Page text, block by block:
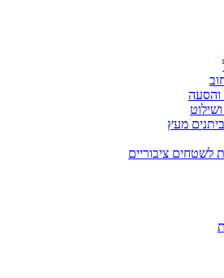
והסעה
מעץ
לשטחים ציבוריים